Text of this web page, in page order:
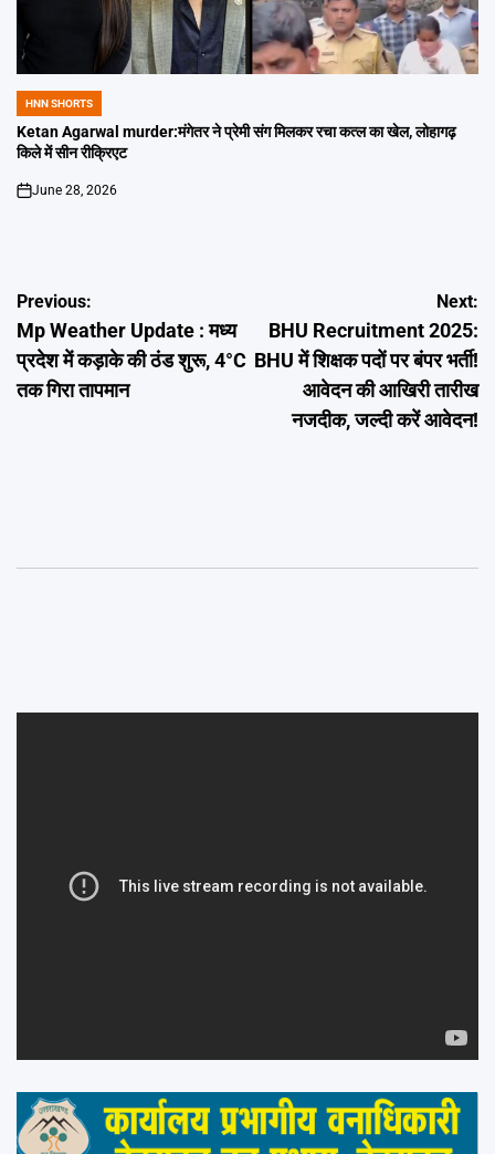
POSTED
IN
HNN SHORTS
Ketan Agarwal murder:मंगेतर ने प्रेमी संग मिलकर रचा कत्ल का खेल, लोहागढ़
किले में सीन रीक्रिएट
on
June 28, 2026
Post
navigation
Previous:
Mp Weather Update : मध्य
प्रदेश में कड़ाके की ठंड शुरू, 4°C
तक गिरा तापमान
Next:
BHU Recruitment 2025:
BHU में शिक्षक पदों पर बंपर भर्ती!
आवेदन की आखिरी तारीख
नजदीक, जल्दी करें आवेदन!